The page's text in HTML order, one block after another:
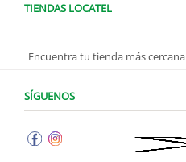
TIENDAS LOCATEL
Encuentra tu tienda más cercana
SÍGUENOS